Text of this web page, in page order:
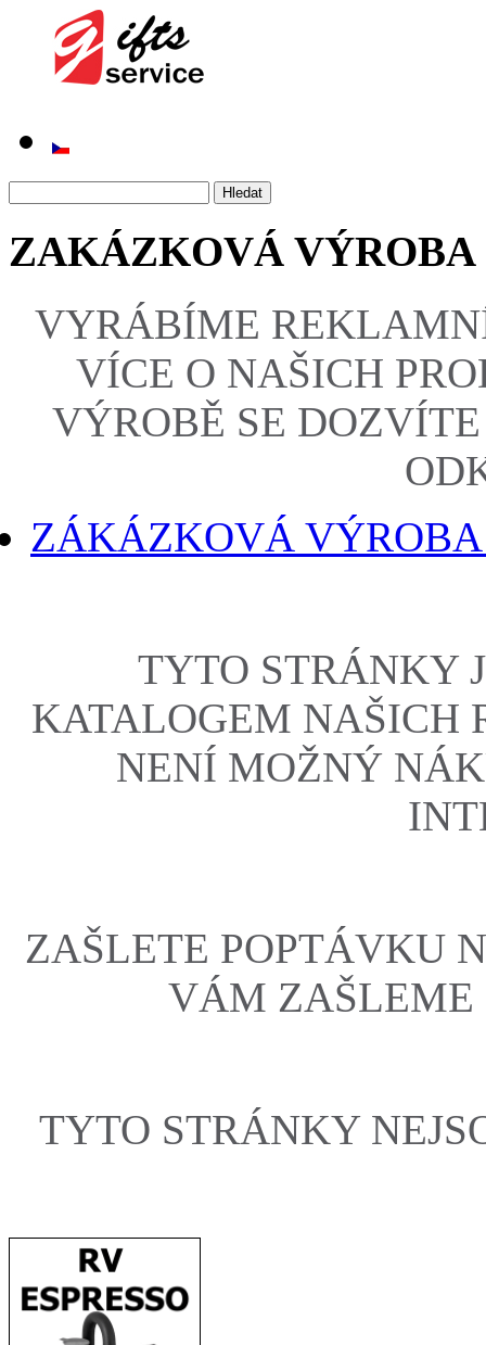
ZAKÁZKOVÁ VÝROBA
VYRÁBÍME
VÍCE O NAŠICH
VÝROBĚ SE
ZÁKÁZKOVÁ
TYTO STRÁNKY
KATALOGEM NAŠICH
NENÍ MOŽNÝ
ZAŠLETE POPTÁVKU
VÁM ZAŠLEME
TYTO STRÁNKY